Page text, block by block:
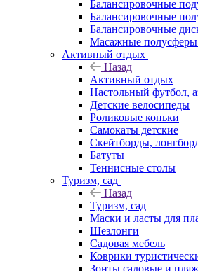
Балансировочные
Балансировочные
Балансировочные
Масажные полусферы
Активный отдых
Назад
Активный отдых
Настольный футбол,
Детские велосипеды
Роликовые коньки
Самокаты детские
Скейтборды,
Батуты
Теннисные столы
Туризм, сад
Назад
Туризм, сад
Маски и ласты для
Шезлонги
Садовая мебель
Коврики
Зонты садовые и